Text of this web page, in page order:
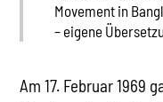
Movement in
– eigene
Am 17. Februar 1969